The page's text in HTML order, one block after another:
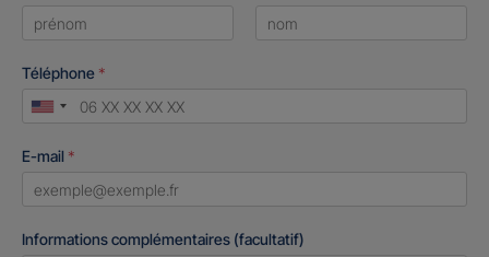
Téléphone *
United
+1
E-mail *
Informations complémentaires (facultatif)